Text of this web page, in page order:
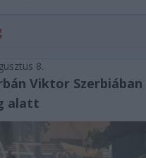
8.
Viktor Szerbiában
alatt